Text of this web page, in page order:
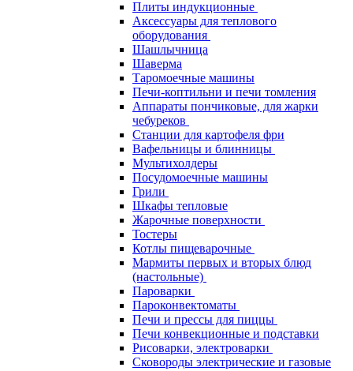
Плиты индукционные
Аксессуары для теплового
оборудования
Шашлычница
Шаверма
Таромоечные машины
Печи-коптильни и печи томления
Аппараты пончиковые, для жарки
чебуреков
Станции для картофеля фри
Вафельницы и блинницы
Мультихолдеры
Посудомоечные машины
Грили
Шкафы тепловые
Жарочные поверхности
Тостеры
Котлы пищеварочные
Мармиты первых и вторых блюд
(настольные)
Пароварки
Пароконвектоматы
Печи и прессы для пиццы
Печи конвекционные и подставки
Рисоварки, электроварки
Сковороды электрические и газовые